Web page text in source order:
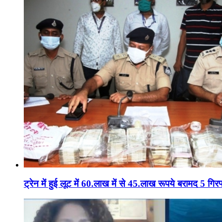
ट्रेन में हुई लूट में 60.लाख में से 45.लाख रूपये बरामद 5